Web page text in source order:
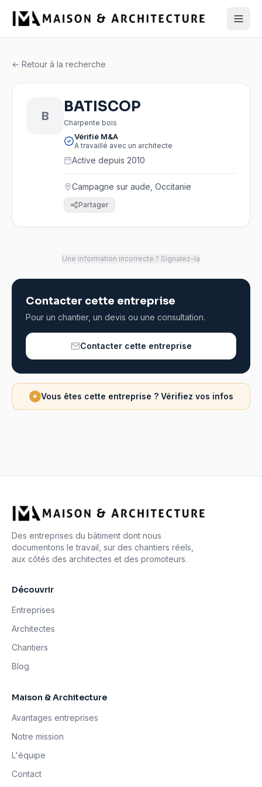
← Retour à la recherche
B
BATISCOP
Charpente bois
Vérifié M&A
A travaillé avec un architecte
Active depuis 2010
Campagne sur aude, Occitanie
Partager
Une information incorrecte ? Signalez-la
Contacter cette entreprise
Pour un chantier, un devis ou une consultation.
Contacter cette entreprise
✦ Vous êtes cette entreprise ? Vérifiez vos infos
Des entreprises du bâtiment dont nous
documentons le travail, sur des chantiers réels,
aux côtés des architectes et des promoteurs.
Découvrir
Entreprises
Architectes
Chantiers
Blog
Maison & Architecture
Avantages entreprises
Notre mission
L'équipe
Contact